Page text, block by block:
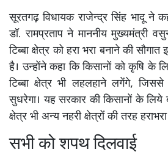
सूरतगढ़ विधायक राजेन्द्र सिंह भादू ने
डॉ. रामप्रताप ने माननीय मुख्यमंत्री
टिब्बा क्षेत्र को हरा भरा बनाने की
है। उन्होंने कहा कि किसानों को कृषि के
टिब्बा क्षेत्र भी लहलहाने लगेंगे,
सुधरेगा। यह सरकार की किसानों के लिये
क्षेत्र भी अन्य नहरी क्षेत्रों की तरह हराभरा
सभी को शपथ दिलवाई